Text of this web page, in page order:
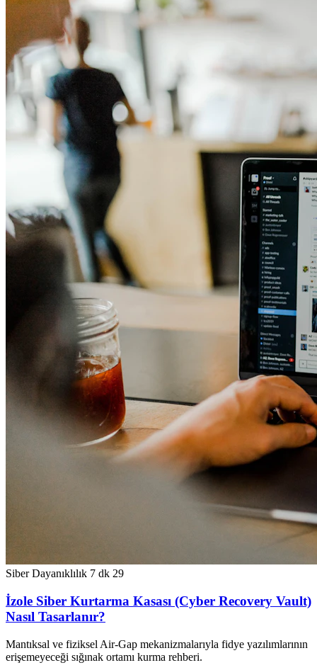
Siber Dayanıklılık 7 dk 29
İzole Siber Kurtarma Kasası (Cyber Recovery Vault)
Nasıl Tasarlanır?
Mantıksal ve fiziksel Air-Gap mekanizmalarıyla fidye yazılımlarının
erişemeyeceği sığınak ortamı kurma rehberi.